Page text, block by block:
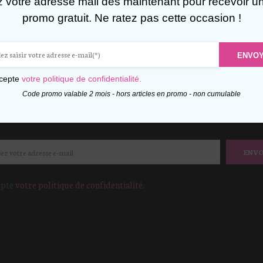
DE 10% DE
adresse mail dès maintenant pour recevoir un code
Hors promotion – non cumulable
votre politique de confidentialité.
promo gratuit. Ne ratez pas cette occasion !
votre politique de confidentialité.
Code promo valable 2 mois - hors articles en promo - non cumulable